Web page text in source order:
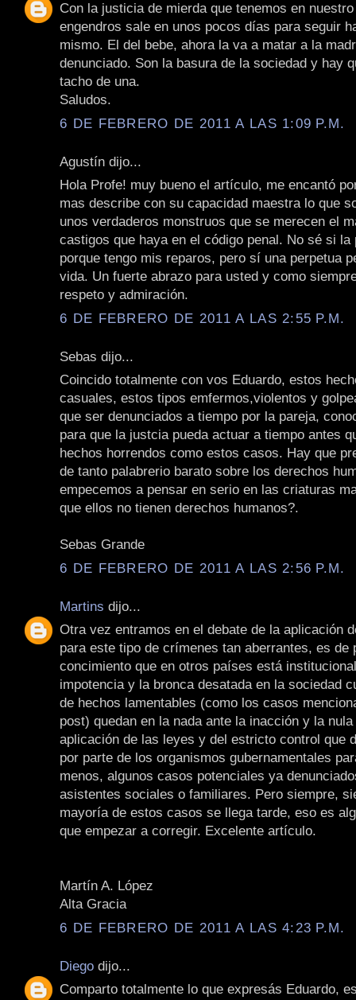
Con la justicia de mierda que tenemos en
engendros sale en unos pocos días para seguir
mismo. El del bebe, ahora la va a matar a la
denunciado. Son la basura de la sociedad y hay
tacho de una.
Saludos.
6 DE FEBRERO DE 2011 A LAS 1:09 P.M.
Agustín dijo...
Hola Profe! muy bueno el artículo, me encantó
mas describe con su capacidad maestra lo que
unos verdaderos monstruos que se merecen el
castigos que haya en el código penal. No sé si la
porque tengo mis reparos, pero sí una perpetua
vida. Un fuerte abrazo para usted y como
respeto y admiración.
6 DE FEBRERO DE 2011 A LAS 2:55 P.M.
Sebas dijo...
Coincido totalmente con vos Eduardo, estos
casuales, estos tipos emfermos,violentos y
que ser denunciados a tiempo por la pareja,
para que la justcia pueda actuar a tiempo antes
hechos horrendos como estos casos. Hay que
de tanto palabrerio barato sobre los derechos
empecemos a pensar en serio en las criaturas
que ellos no tienen derechos humanos?.
Sebas Grande
6 DE FEBRERO DE 2011 A LAS 2:56 P.M.
Martins dijo...
Otra vez entramos en el debate de la aplicación
para este tipo de crímenes tan aberrantes, es de
concimiento que en otros países está
impotencia y la bronca desatada en la sociedad
de hechos lamentables (como los casos
post) quedan en la nada ante la inacción y la
aplicación de las leyes y del estricto control que
por parte de los organismos gubernamentales
menos, algunos casos potenciales ya
asistentes sociales o familiares. Pero siempre,
mayoría de estos casos se llega tarde, eso es
que empezar a corregir. Excelente artículo.
Martín A. López
Alta Gracia
6 DE FEBRERO DE 2011 A LAS 4:23 P.M.
Diego dijo...
Comparto totalmente lo que expresás Eduardo,